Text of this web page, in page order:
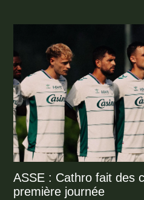
ASSE : Cathro fait des
première journée